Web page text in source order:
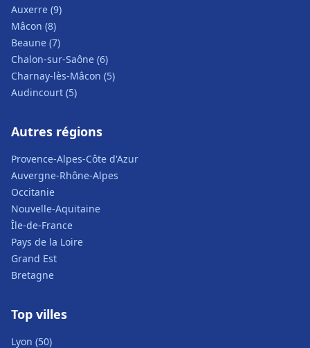
Auxerre (9)
Mâcon (8)
Beaune (7)
Chalon-sur-Saône (6)
Charnay-lès-Mâcon (5)
Audincourt (5)
Autres régions
Provence-Alpes-Côte d'Azur
Auvergne-Rhône-Alpes
Occitanie
Nouvelle-Aquitaine
Île-de-France
Pays de la Loire
Grand Est
Bretagne
Top villes
Lyon (50)